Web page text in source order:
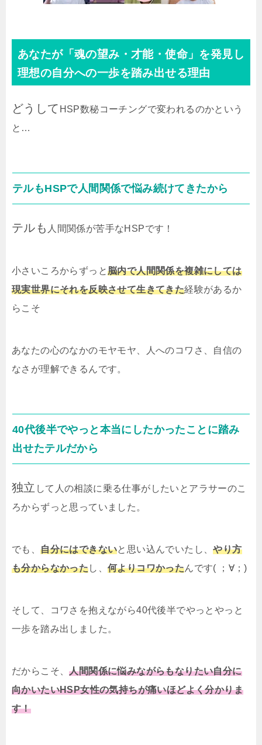
あなたが「魂の望み・才能・使命」を発見し
理想の自分への一歩を踏み出せる理由
どうして HSP数秘コーチングで変われるのかという
と…
テルもHSPで人間関係で悩み続けてきたから
テルも 人間関係が苦手なHSPです！
小さいころからずっと脳内で人間関係を複雑にしては
現実世界にそれを反映させて生きてきた経験があるか
らこそ
あなたの心のなかのモヤモヤ、人へのコワさ、自信の
なさが理解できるんです。
40代後半でやっと本当にしたかったことに踏み
出せたテルだから
独立 して人の相談に乗る仕事がしたいとアラサーのこ
ろからずっと思っていました。
でも、自分にはできないと思い込んでいたし、やり方
も分からなかったし、何よりコワかったんです( ；∀；)
そして、コワさを抱えながら40代後半でやっとやっと
一歩を踏み出しました。
だからこそ、人間関係に悩みながらもなりたい自分に
向かいたいHSP女性の気持ちが痛いほどよく分かりま
す！